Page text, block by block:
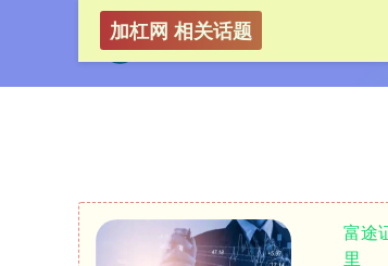
加杠网 相关话题
富途
里